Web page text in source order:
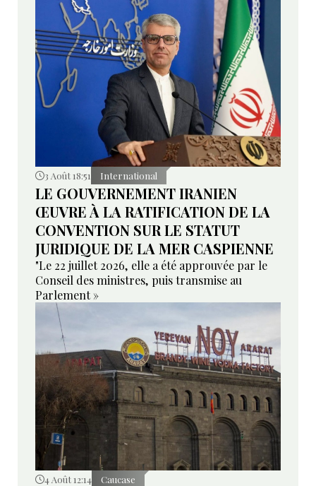
3 Août 18:51 International
LE GOUVERNEMENT IRANIEN
ŒUVRE À LA RATIFICATION DE LA
CONVENTION SUR LE STATUT
JURIDIQUE DE LA MER CASPIENNE
"Le 22 juillet 2026, elle a été approuvée par le
Conseil des ministres, puis transmise au
Parlement »
4 Août 12:14 Caucase